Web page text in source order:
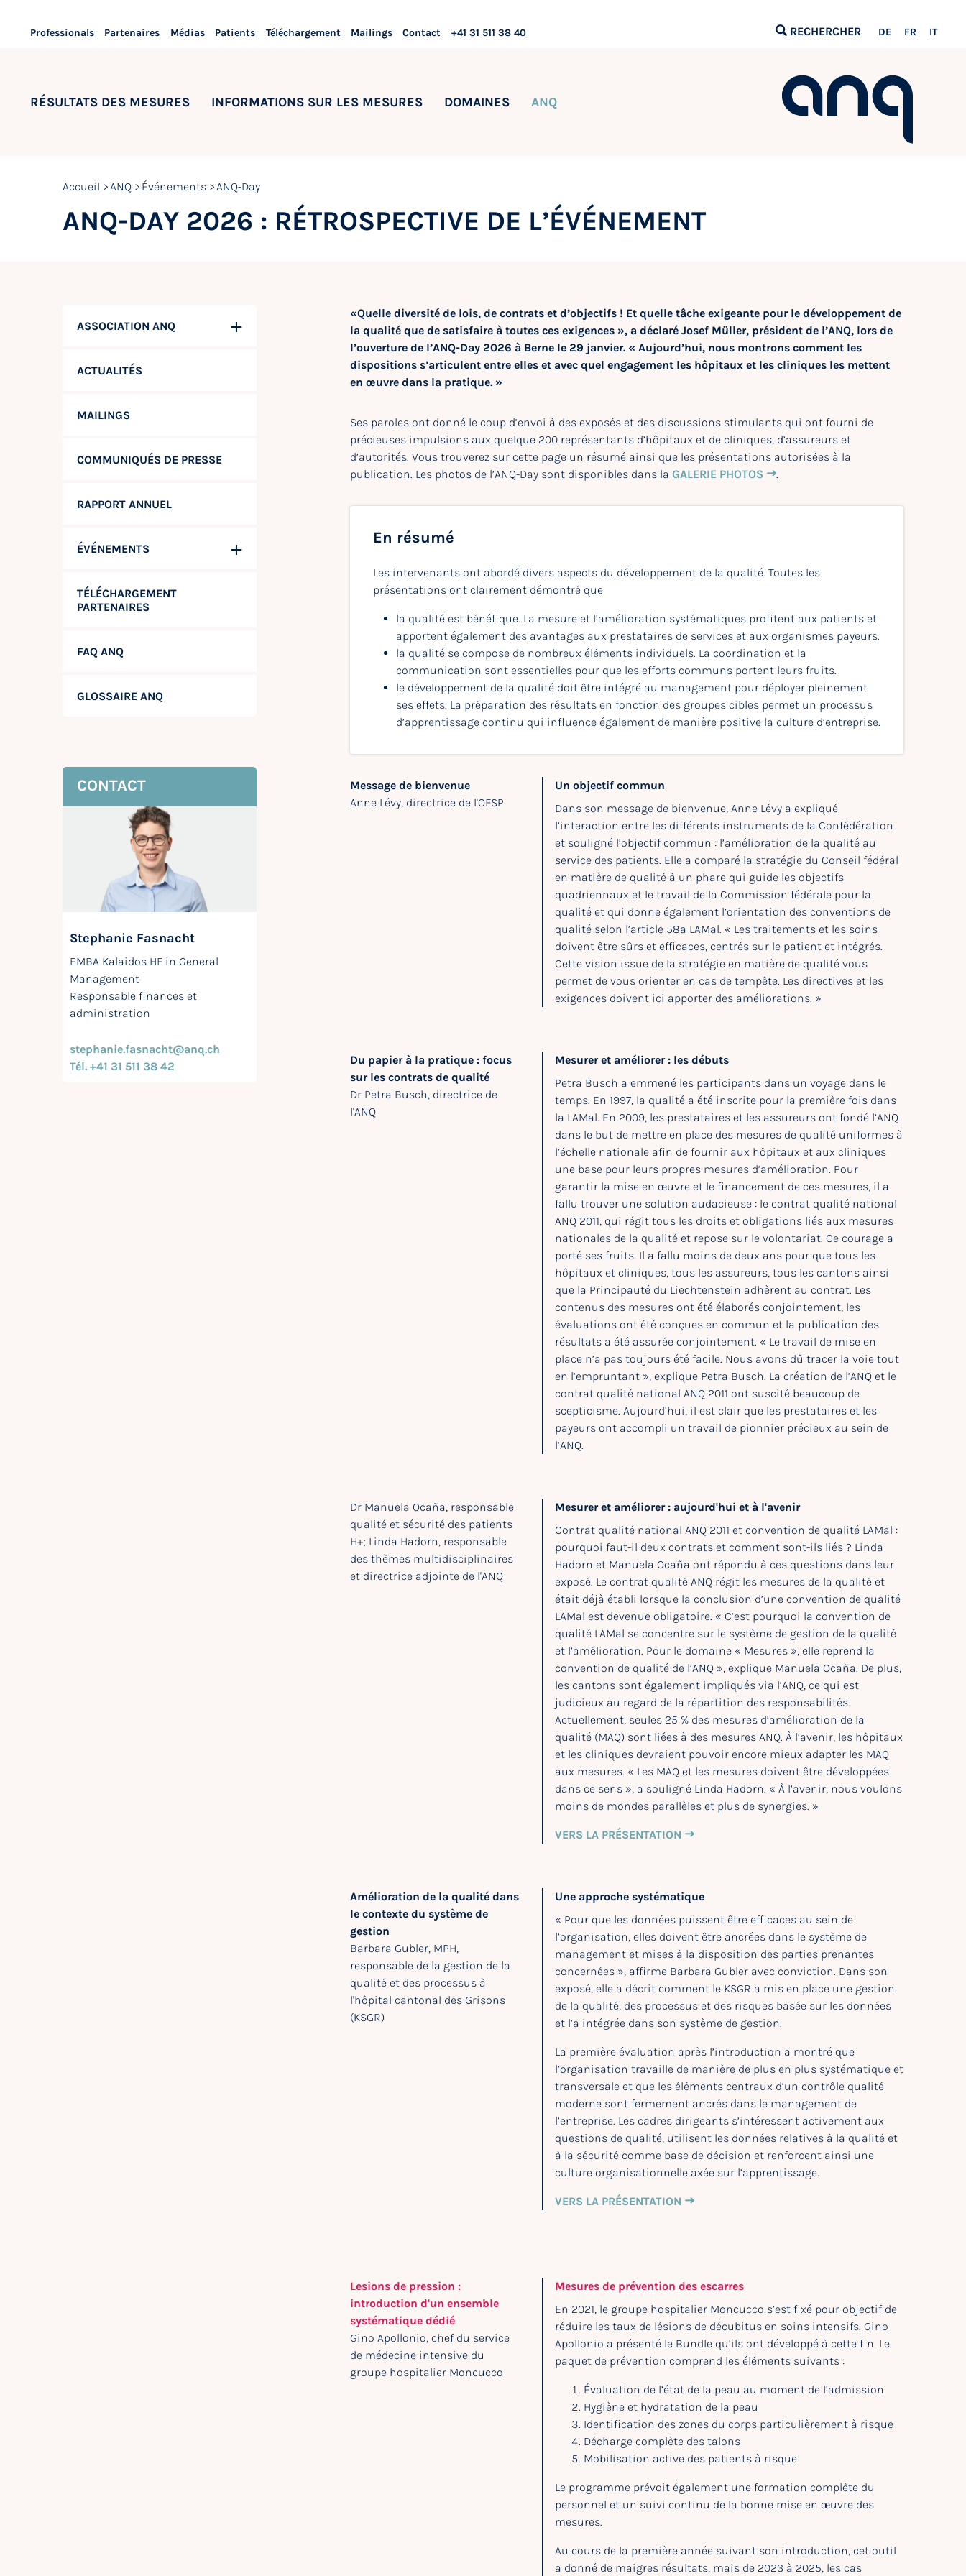
Professionals Partenaires Médias Patients Téléchargement Mailings Contact +41 31 511 38 40 RECHERCHER DE FR IT
RÉSULTATS DES MESURES INFORMATIONS SUR LES MESURES DOMAINES ANQ
Accueil ANQ Événements ANQ-Day
ANQ-DAY 2026 : RÉTROSPECTIVE DE L’ÉVÉNEMENT
ASSOCIATION ANQ
ACTUALITÉS
MAILINGS
COMMUNIQUÉS DE PRESSE
RAPPORT ANNUEL
ÉVÉNEMENTS
TÉLÉCHARGEMENT
PARTENAIRES
FAQ ANQ
GLOSSAIRE ANQ
CONTACT
Stephanie Fasnacht
EMBA Kalaidos HF in General
Management
Responsable finances et
administration
stephanie.fasnacht@anq.ch
Tél. +41 31 511 38 42
«Quelle diversité de lois, de contrats et d’objectifs ! Et quelle tâche exigeante pour le développement de
la qualité que de satisfaire à toutes ces exigences », a déclaré Josef Müller, président de l’ANQ, lors de
l’ouverture de l’ANQ-Day 2026 à Berne le 29 janvier. « Aujourd’hui, nous montrons comment les
dispositions s’articulent entre elles et avec quel engagement les hôpitaux et les cliniques les mettent
en œuvre dans la pratique. »
Ses paroles ont donné le coup d’envoi à des exposés et des discussions stimulants qui ont fourni de
précieuses impulsions aux quelque 200 représentants d’hôpitaux et de cliniques, d’assureurs et
d’autorités. Vous trouverez sur cette page un résumé ainsi que les présentations autorisées à la
publication. Les photos de l’ANQ-Day sont disponibles dans la GALERIE PHOTOS .
En résumé
Les intervenants ont abordé divers aspects du développement de la qualité. Toutes les
présentations ont clairement démontré que
la qualité est bénéfique. La mesure et l’amélioration systématiques profitent aux patients et
apportent également des avantages aux prestataires de services et aux organismes payeurs.
la qualité se compose de nombreux éléments individuels. La coordination et la
communication sont essentielles pour que les efforts communs portent leurs fruits.
le développement de la qualité doit être intégré au management pour déployer pleinement
ses effets. La préparation des résultats en fonction des groupes cibles permet un processus
d’apprentissage continu qui influence également de manière positive la culture d’entreprise.
Message de bienvenue
Anne Lévy, directrice de l'OFSP
Un objectif commun
Dans son message de bienvenue, Anne Lévy a expliqué
l’interaction entre les différents instruments de la Confédération
et souligné l’objectif commun : l’amélioration de la qualité au
service des patients. Elle a comparé la stratégie du Conseil fédéral
en matière de qualité à un phare qui guide les objectifs
quadriennaux et le travail de la Commission fédérale pour la
qualité et qui donne également l’orientation des conventions de
qualité selon l’article 58a LAMal. « Les traitements et les soins
doivent être sûrs et efficaces, centrés sur le patient et intégrés.
Cette vision issue de la stratégie en matière de qualité vous
permet de vous orienter en cas de tempête. Les directives et les
exigences doivent ici apporter des améliorations. »
Du papier à la pratique : focus
sur les contrats de qualité
Dr Petra Busch, directrice de
l'ANQ
Mesurer et améliorer : les débuts
Petra Busch a emmené les participants dans un voyage dans le
temps. En 1997, la qualité a été inscrite pour la première fois dans
la LAMal. En 2009, les prestataires et les assureurs ont fondé l’ANQ
dans le but de mettre en place des mesures de qualité uniformes à
l’échelle nationale afin de fournir aux hôpitaux et aux cliniques
une base pour leurs propres mesures d’amélioration. Pour
garantir la mise en œuvre et le financement de ces mesures, il a
fallu trouver une solution audacieuse : le contrat qualité national
ANQ 2011, qui régit tous les droits et obligations liés aux mesures
nationales de la qualité et repose sur le volontariat. Ce courage a
porté ses fruits. Il a fallu moins de deux ans pour que tous les
hôpitaux et cliniques, tous les assureurs, tous les cantons ainsi
que la Principauté du Liechtenstein adhèrent au contrat. Les
contenus des mesures ont été élaborés conjointement, les
évaluations ont été conçues en commun et la publication des
résultats a été assurée conjointement. « Le travail de mise en
place n’a pas toujours été facile. Nous avons dû tracer la voie tout
en l’empruntant », explique Petra Busch. La création de l’ANQ et le
contrat qualité national ANQ 2011 ont suscité beaucoup de
scepticisme. Aujourd’hui, il est clair que les prestataires et les
payeurs ont accompli un travail de pionnier précieux au sein de
l’ANQ.
Dr Manuela Ocaña, responsable
qualité et sécurité des patients
H+; Linda Hadorn, responsable
des thèmes multidisciplinaires
et directrice adjointe de l'ANQ
Mesurer et améliorer : aujourd'hui et à l'avenir
Contrat qualité national ANQ 2011 et convention de qualité LAMal :
pourquoi faut-il deux contrats et comment sont-ils liés ? Linda
Hadorn et Manuela Ocaña ont répondu à ces questions dans leur
exposé. Le contrat qualité ANQ régit les mesures de la qualité et
était déjà établi lorsque la conclusion d’une convention de qualité
LAMal est devenue obligatoire. « C’est pourquoi la convention de
qualité LAMal se concentre sur le système de gestion de la qualité
et l’amélioration. Pour le domaine « Mesures », elle reprend la
convention de qualité de l’ANQ », explique Manuela Ocaña. De plus,
les cantons sont également impliqués via l’ANQ, ce qui est
judicieux au regard de la répartition des responsabilités.
Actuellement, seules 25 % des mesures d’amélioration de la
qualité (MAQ) sont liées à des mesures ANQ. À l’avenir, les hôpitaux
et les cliniques devraient pouvoir encore mieux adapter les MAQ
aux mesures. « Les MAQ et les mesures doivent être développées
dans ce sens », a souligné Linda Hadorn. « À l’avenir, nous voulons
moins de mondes parallèles et plus de synergies. »
VERS LA PRÉSENTATION
Amélioration de la qualité dans
le contexte du système de
gestion
Barbara Gubler, MPH,
responsable de la gestion de la
qualité et des processus à
l'hôpital cantonal des Grisons
(KSGR)
Une approche systématique
« Pour que les données puissent être efficaces au sein de
l’organisation, elles doivent être ancrées dans le système de
management et mises à la disposition des parties prenantes
concernées », affirme Barbara Gubler avec conviction. Dans son
exposé, elle a décrit comment le KSGR a mis en place une gestion
de la qualité, des processus et des risques basée sur les données
et l’a intégrée dans son système de gestion.
La première évaluation après l’introduction a montré que
l’organisation travaille de manière de plus en plus systématique et
transversale et que les éléments centraux d’un contrôle qualité
moderne sont fermement ancrés dans le management de
l’entreprise. Les cadres dirigeants s’intéressent activement aux
questions de qualité, utilisent les données relatives à la qualité et
à la sécurité comme base de décision et renforcent ainsi une
culture organisationnelle axée sur l’apprentissage.
VERS LA PRÉSENTATION
Lesions de pression :
introduction d'un ensemble
systématique dédié
Gino Apollonio, chef du service
de médecine intensive du
groupe hospitalier Moncucco
Mesures de prévention des escarres
En 2021, le groupe hospitalier Moncucco s’est fixé pour objectif de
réduire les taux de lésions de décubitus en soins intensifs. Gino
Apollonio a présenté le Bundle qu’ils ont développé à cette fin. Le
paquet de prévention comprend les éléments suivants :
Évaluation de l’état de la peau au moment de l’admission
Hygiène et hydratation de la peau
Identification des zones du corps particulièrement à risque
Décharge complète des talons
Mobilisation active des patients à risque
Le programme prévoit également une formation complète du
personnel et un suivi continu de la bonne mise en œuvre des
mesures.
Au cours de la première année suivant son introduction, cet outil
a donné de maigres résultats, mais de 2023 à 2025, les cas